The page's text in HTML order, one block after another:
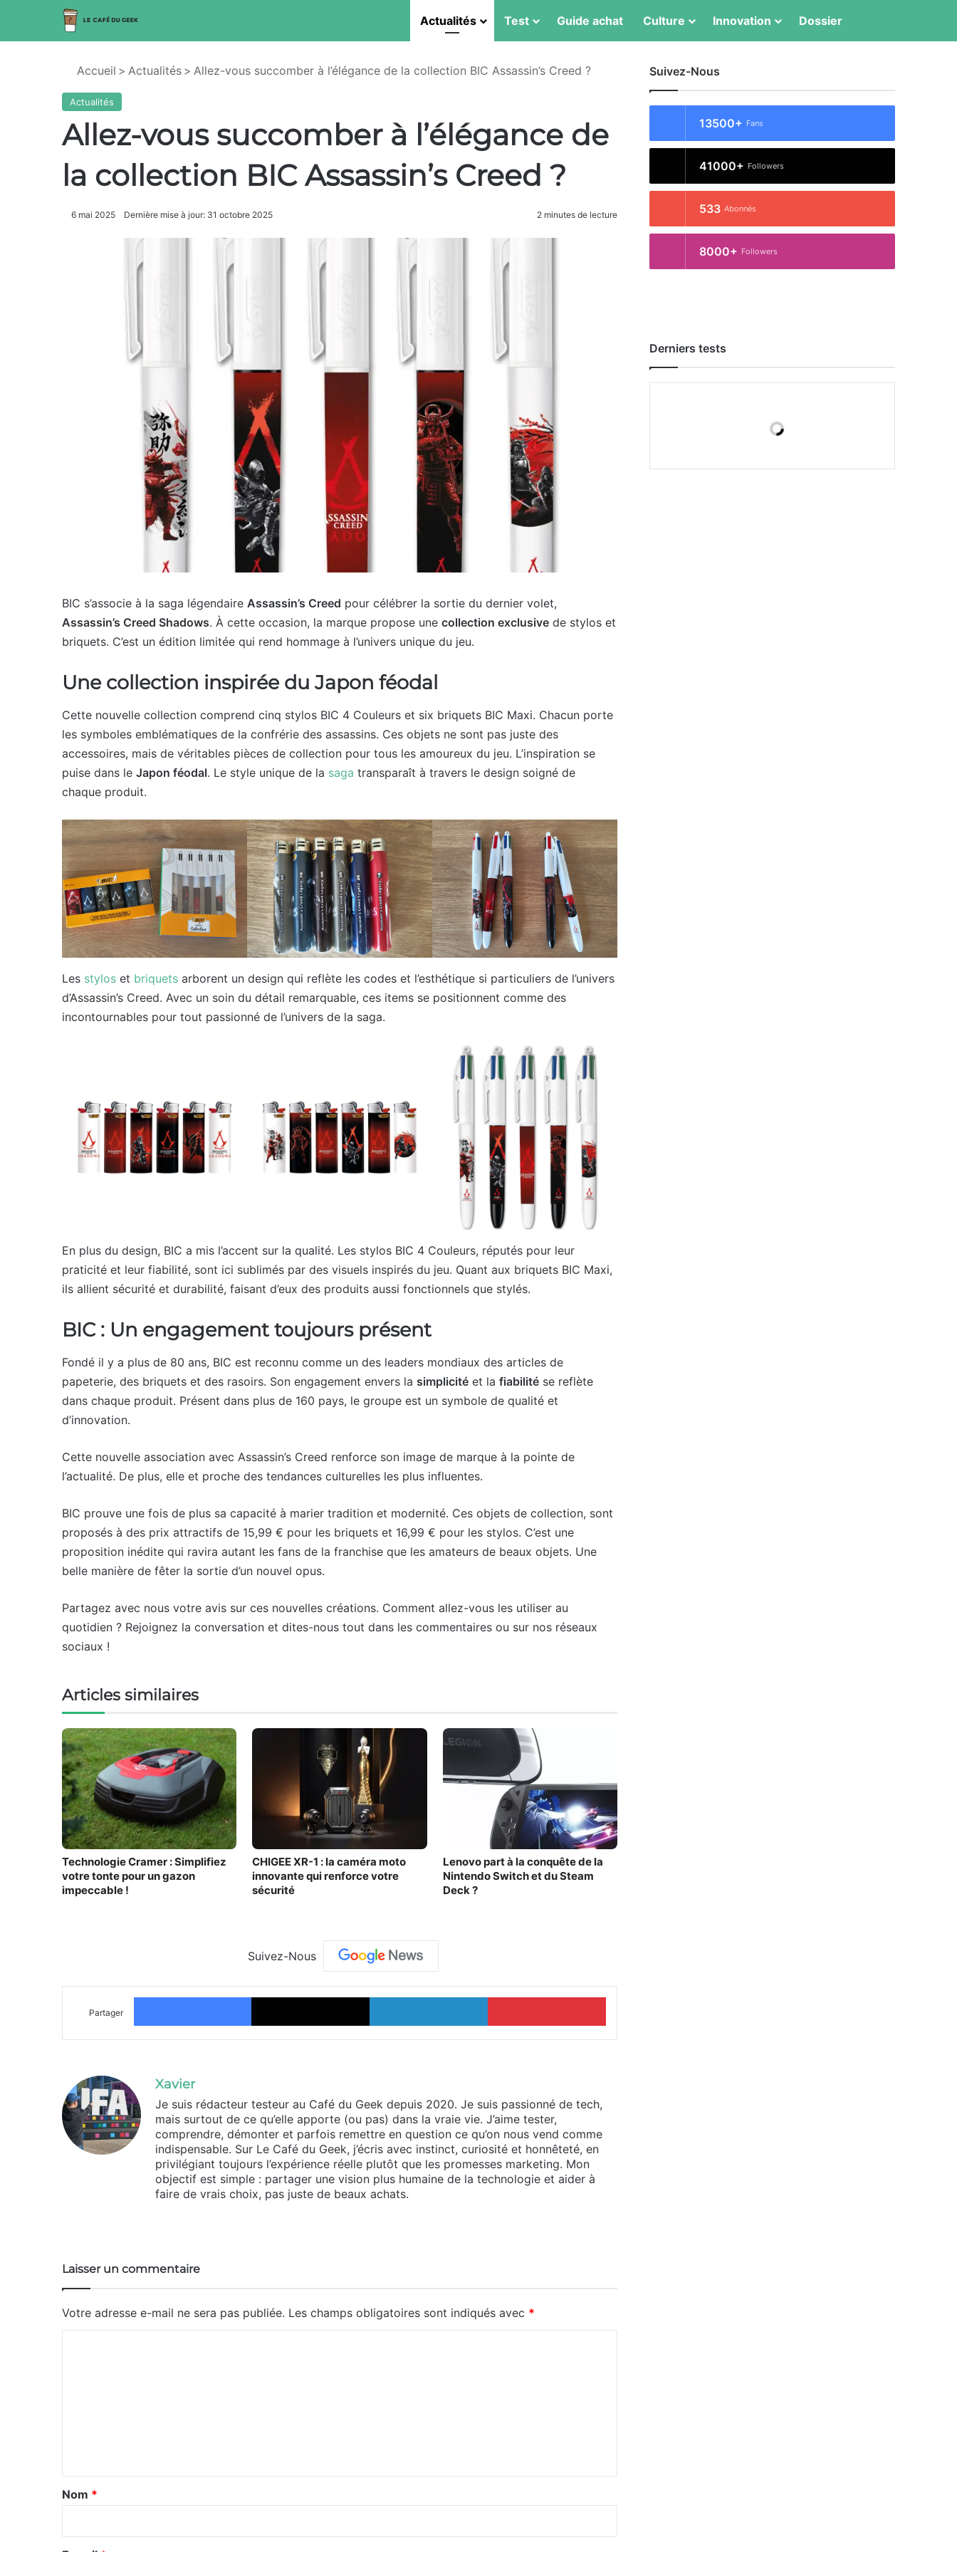
Actualités Test Guide achat Culture Innovation Dossier
Accueil > Actualités > Allez-vous succomber à l’élégance de la collection BIC Assassin’s Creed ?
Actualités
Allez-vous succomber à l’élégance de
la collection BIC Assassin’s Creed ?
6 mai 2025 Dernière mise à jour: 31 octobre 2025 2 minutes de lecture
BIC s’associe à la saga légendaire Assassin’s Creed pour célébrer la sortie du dernier volet,
Assassin’s Creed Shadows. À cette occasion, la marque propose une collection exclusive de stylos et
briquets. C’est un édition limitée qui rend hommage à l’univers unique du jeu.
Une collection inspirée du Japon féodal
Cette nouvelle collection comprend cinq stylos BIC 4 Couleurs et six briquets BIC Maxi. Chacun porte
les symboles emblématiques de la confrérie des assassins. Ces objets ne sont pas juste des
accessoires, mais de véritables pièces de collection pour tous les amoureux du jeu. L’inspiration se
puise dans le Japon féodal. Le style unique de la saga transparaît à travers le design soigné de
chaque produit.
Les stylos et briquets arborent un design qui reflète les codes et l’esthétique si particuliers de l’univers
d’Assassin’s Creed. Avec un soin du détail remarquable, ces items se positionnent comme des
incontournables pour tout passionné de l’univers de la saga.
En plus du design, BIC a mis l’accent sur la qualité. Les stylos BIC 4 Couleurs, réputés pour leur
praticité et leur fiabilité, sont ici sublimés par des visuels inspirés du jeu. Quant aux briquets BIC Maxi,
ils allient sécurité et durabilité, faisant d’eux des produits aussi fonctionnels que stylés.
BIC : Un engagement toujours présent
Fondé il y a plus de 80 ans, BIC est reconnu comme un des leaders mondiaux des articles de
papeterie, des briquets et des rasoirs. Son engagement envers la simplicité et la fiabilité se reflète
dans chaque produit. Présent dans plus de 160 pays, le groupe est un symbole de qualité et
d’innovation.
Cette nouvelle association avec Assassin’s Creed renforce son image de marque à la pointe de
l’actualité. De plus, elle et proche des tendances culturelles les plus influentes.
BIC prouve une fois de plus sa capacité à marier tradition et modernité. Ces objets de collection, sont
proposés à des prix attractifs de 15,99 € pour les briquets et 16,99 € pour les stylos. C’est une
proposition inédite qui ravira autant les fans de la franchise que les amateurs de beaux objets. Une
belle manière de fêter la sortie d’un nouvel opus.
Partagez avec nous votre avis sur ces nouvelles créations. Comment allez-vous les utiliser au
quotidien ? Rejoignez la conversation et dites-nous tout dans les commentaires ou sur nos réseaux
sociaux !
Articles similaires
Technologie Cramer : Simplifiez
votre tonte pour un gazon
impeccable !
CHIGEE XR-1 : la caméra moto
innovante qui renforce votre
sécurité
Lenovo part à la conquête de la
Nintendo Switch et du Steam
Deck ?
Suivez-Nous
Partager
Facebook X Linkedin Pinterest
Xavier
Je suis rédacteur testeur au Café du Geek depuis 2020. Je suis passionné de tech,
mais surtout de ce qu’elle apporte (ou pas) dans la vraie vie. J’aime tester,
comprendre, démonter et parfois remettre en question ce qu’on nous vend comme
indispensable. Sur Le Café du Geek, j’écris avec instinct, curiosité et honnêteté, en
privilégiant toujours l’expérience réelle plutôt que les promesses marketing. Mon
objectif est simple : partager une vision plus humaine de la technologie et aider à
faire de vrais choix, pas juste de beaux achats.
Laisser un commentaire
Votre adresse e-mail ne sera pas publiée. Les champs obligatoires sont indiqués avec *
a
Nom *
Suivez-Nous
13500+ Fans
41000+ Followers
533 Abonnés
8000+ Followers
Derniers tests